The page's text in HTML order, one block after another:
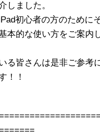
しました。
初心者の方のために
本的な使い方をご案内
る皆さんは是非ご参考
！！